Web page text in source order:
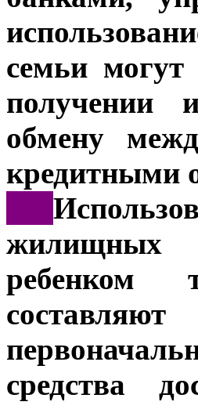
семьи могут
получении
обмену
кредитными
жилищных
ребенком
средства